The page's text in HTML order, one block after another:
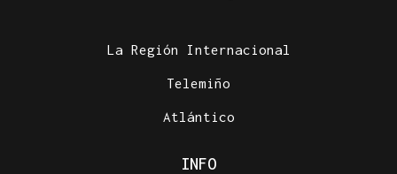
La Región Internacional
Telemiño
Atlántico
INFO